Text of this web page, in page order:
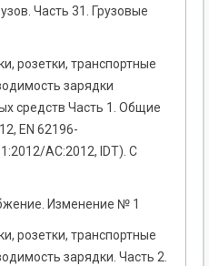
Часть 31. Грузовые
розетки, транспортные
зарядки
средств Часть 1. Общие
EN 62196-
AC:2012, IDT). С
Изменение № 1
розетки, транспортные
зарядки. Часть 2.